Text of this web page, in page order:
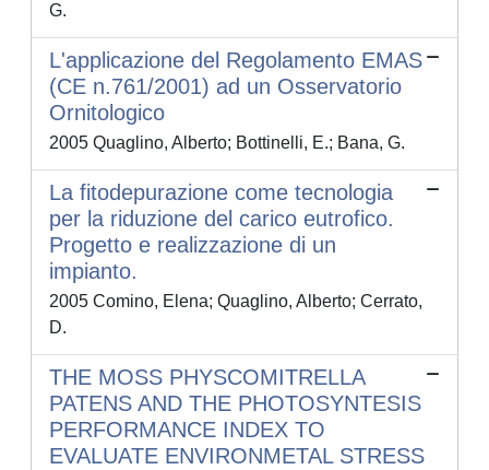
G.
L'applicazione del Regolamento EMAS
(CE n.761/2001) ad un Osservatorio
Ornitologico
2005 Quaglino, Alberto; Bottinelli, E.; Bana, G.
La fitodepurazione come tecnologia
per la riduzione del carico eutrofico.
Progetto e realizzazione di un
impianto.
2005 Comino, Elena; Quaglino, Alberto; Cerrato,
D.
THE MOSS PHYSCOMITRELLA
PATENS AND THE PHOTOSYNTESIS
PERFORMANCE INDEX TO
EVALUATE ENVIRONMETAL STRESS